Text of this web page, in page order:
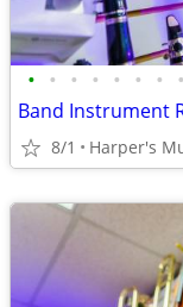
• • • • • • • •
8/1 Harper's